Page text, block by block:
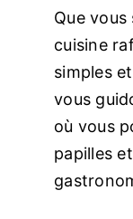
Commerces
Infos pratique
Français
Que
cuisine
simples
vous
où vous
papilles